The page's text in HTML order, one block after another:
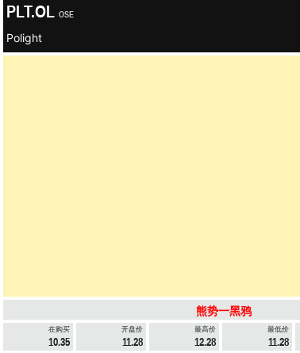
PLT.OL OSE
Polight
熊势一黑鸦
在购买
10.35
开盘价
11.28
最高价
12.28
最低价
11.28